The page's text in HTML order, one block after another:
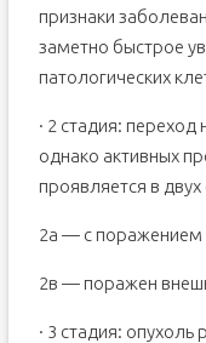
признаки
заметно быстрое
патологических
· 2 стадия:
однако активных
проявляется в двух
2а — с поражением
2в — поражен
· 3 стадия: опухоль